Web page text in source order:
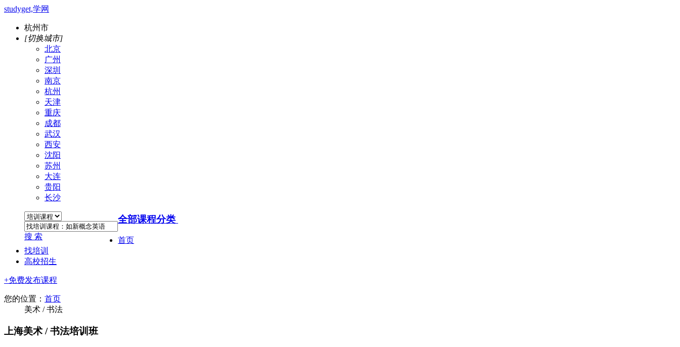
studyget,学网
杭州市
[切换城市]
北京
广州
深圳
南京
杭州
天津
重庆
成都
武汉
西安
沈阳
苏州
大连
贵阳
长沙
搜 索
全部课程分类
首页
找培训
高校招生
+免费发布课程
您的位置： 首页
美术 / 书法
上海美术 / 书法培训班